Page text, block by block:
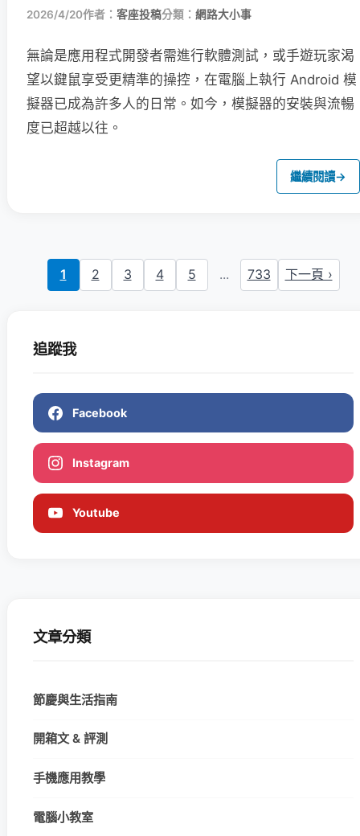
2026/4/20作者： 客座投稿分類： 網路大小事
無論是應用程式開發者需進行軟體測試，或手遊玩家渴
望以鍵鼠享受更精準的操控，在電腦上執行 Android 模
擬器已成為許多人的日常。如今，模擬器的安裝與流暢
度已超越以往。
繼續閱讀→
1 2 3 4 5 ... 733 下一頁 ›
追蹤我
Facebook
Instagram
Youtube
文章分類
節慶與生活指南
開箱文 & 評測
手機應用教學
電腦小教室